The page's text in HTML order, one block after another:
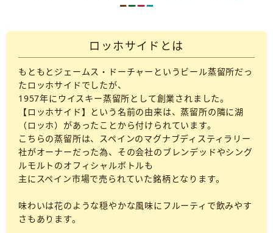
ロッホサイドとは
もともとジェームス・ドーチャーというビール蒸留所だっ
たロッホサイドでしたが、
1957年にウイスキー蒸留所として創業されました。
【ロッホサイド】という名前の由来は、蒸留所の隣に湖
（ロッホ）があったことから付けられています。
こちらの蒸留所は、スペインのマグナブディスティラリー
社がオーナーだった為、その会社のブレンデッドやシング
ルモルトのオフィシャルボトルも
主にスペイン市場で売られていた銘柄となります。
味わいは花のような穏やかな風味にフルーティで飲みやす
さもあります。